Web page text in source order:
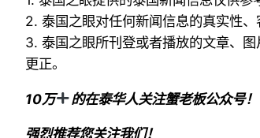
2. 泰国之眼对任何新闻信息的真实性
3. 泰国之眼所刊登或者播放的文章、
更正。
10万 的在泰华人关注蟹老板公众号！
强烈推荐您关注我们！